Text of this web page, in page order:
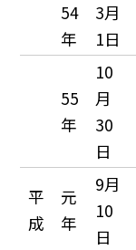
54
年
3月
1日
55
年
10
月
30
日
平
成
元
年
9月
10
日